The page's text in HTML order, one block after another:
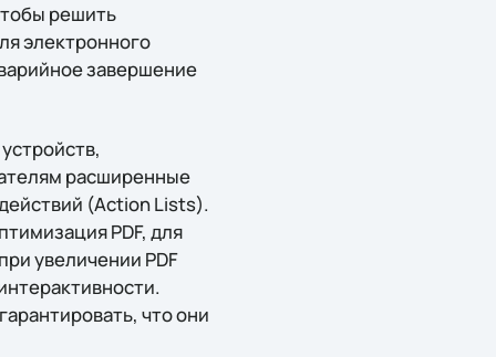
решить
электронного
завершение
расширенные
(Action Lists).
PDF, для
увеличении PDF
что они